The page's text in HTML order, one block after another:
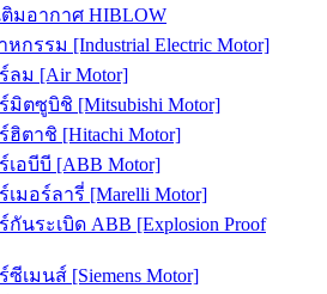
ติมอากาศ HIBLOW
กรรม [Industrial Electric Motor]
ลม [Air Motor]
มิตซูบิชิ [Mitsubishi Motor]
ฮิตาชิ [Hitachi Motor]
เอบีบี [ABB Motor]
เมอร์ลารี่ [Marelli Motor]
กันระเบิด ABB [Explosion Proof
ซีเมนส์ [Siemens Motor]